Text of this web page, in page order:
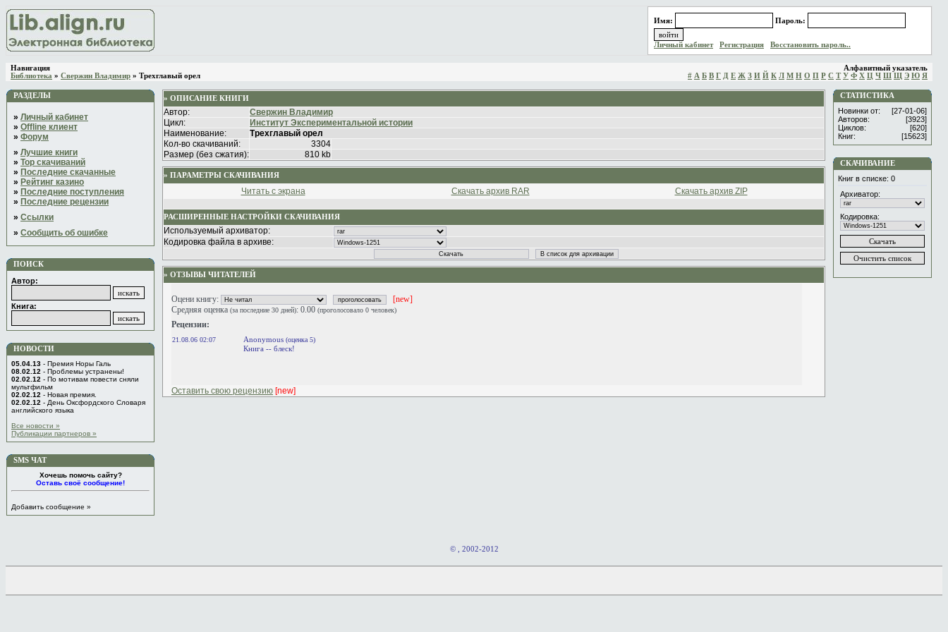
Имя: Пароль:
Личный кабинет Регистрация Восстановить пароль..
Навигация
Библиотека » Свержин Владимир » Трехглавый орел
Алфавитный указатель
# А Б В Г Д Е Ж З И Й К Л М Н О П Р С Т У Ф Х Ц Ч Ш Щ Э Ю Я
РАЗДЕЛЫ
» Личный кабинет
» Offline клиент
» Форум
» Лучшие книги
» Top скачиваний
» Последние скачанные
» Рейтинг казино
» Последние поступления
» Последние рецензии
» Ссылки
» Сообщить об ошибке
ПОИСК
Автор:
Книга:
НОВОСТИ
05.04.13 - Премия Норы Галь
08.02.12 - Проблемы устранены!
02.02.12 - По мотивам повести сняли
мультфильм
02.02.12 - Новая премия.
02.02.12 - День Оксфордского Словаря
английского языка
Все новости »
Публикации партнеров »
SMS ЧАТ
Хочешь помочь сайту?
Оставь своё сообщение!
Добавить сообщение »
» ОПИСАНИЕ КНИГИ
Автор:
Свержин Владимир
Цикл:
Институт Экспериментальной истории
Наименование:
Трехглавый орел
Кол-во скачиваний:
3304
Размер (без сжатия):
810 kb
» ПАРАМЕТРЫ СКАЧИВАНИЯ
Читать с экрана Скачать архив RAR Скачать архив ZIP
РАСШИРЕННЫЕ НАСТРОЙКИ СКАЧИВАНИЯ
Используемый архиватор:
Кодировка файла в архиве:
» ОТЗЫВЫ ЧИТАТЕЛЕЙ
Оцени книгу:
[new]
Средняя оценка (за последние 30 дней): 0.00 (проголосовало 0 человек)
Рецензии:
21.08.06 02:07 Anonymous (оценка 5)
Книга -- блеск!
Оставить свою рецензию [new]
СТАТИСТИКА
Новинки от:
[27-01-06]
Авторов:
[3923]
Циклов:
[620]
Книг:
[15623]
СКАЧИВАНИЕ
Книг в списке: 0
Архиватор:
Кодировка:
© , 2002-2012